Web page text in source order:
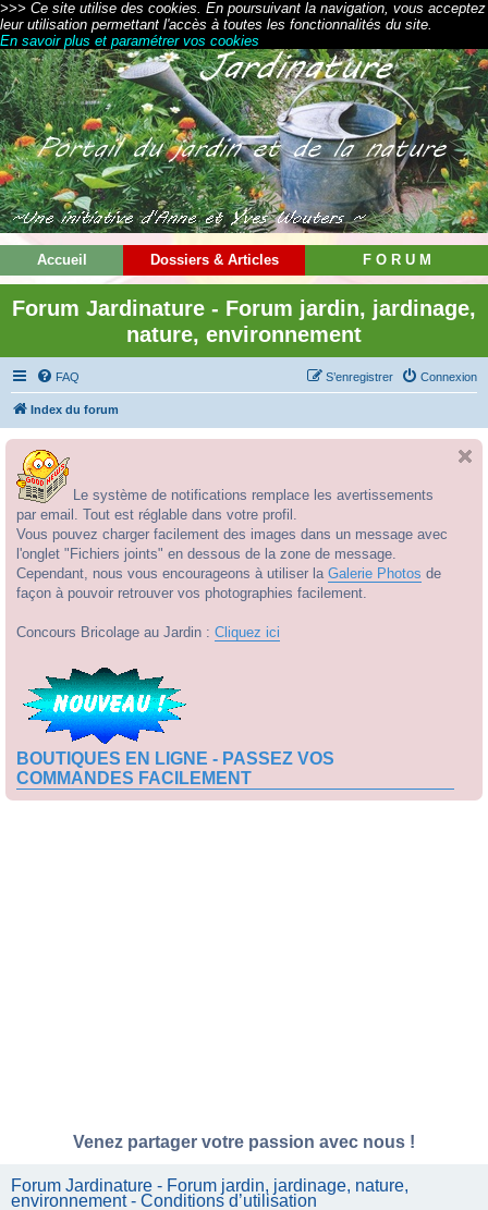
>>> Ce site utilise des cookies. En poursuivant la navigation, vous acceptez
leur utilisation permettant l'accès à toutes les fonctionnalités du site.
En savoir plus et paramétrer vos cookies
Accueil Dossiers & Articles F O R U M
Forum Jardinature - Forum jardin, jardinage,
nature, environnement
FAQ Connexion
S’enregistrer
Index du forum
Le système de notifications remplace les avertissements
par email. Tout est réglable dans votre profil.
Vous pouvez charger facilement des images dans un message avec
l'onglet "Fichiers joints" en dessous de la zone de message.
Cependant, nous vous encourageons à utiliser la Galerie Photos de
façon à pouvoir retrouver vos photographies facilement.
Concours Bricolage au Jardin : Cliquez ici
BOUTIQUES EN LIGNE - PASSEZ VOS
COMMANDES FACILEMENT
Venez partager votre passion avec nous !
Forum Jardinature - Forum jardin, jardinage, nature,
environnement - Conditions d’utilisation